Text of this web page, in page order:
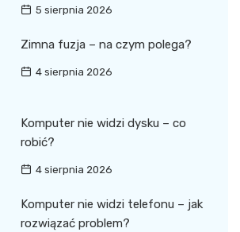
5 sierpnia 2026
Zimna fuzja – na czym polega?
4 sierpnia 2026
Komputer nie widzi dysku – co
robić?
4 sierpnia 2026
Komputer nie widzi telefonu – jak
rozwiązać problem?